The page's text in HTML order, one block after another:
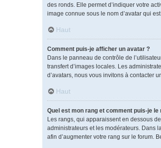
des ronds. Elle permet d’indiquer votre
image connue sous le nom d’avatar qui
Haut
Comment puis-je afficher un avatar ?
Dans le panneau de contrôle de
transfert d’images locales. Les
d’avatars, nous vous invitons à contacter
Haut
Quel est mon rang et comment puis-je le
Les rangs, qui apparaissent en dessous
administrateurs et les modérateurs. Dans
afin d’augmenter votre rang sur le forum.